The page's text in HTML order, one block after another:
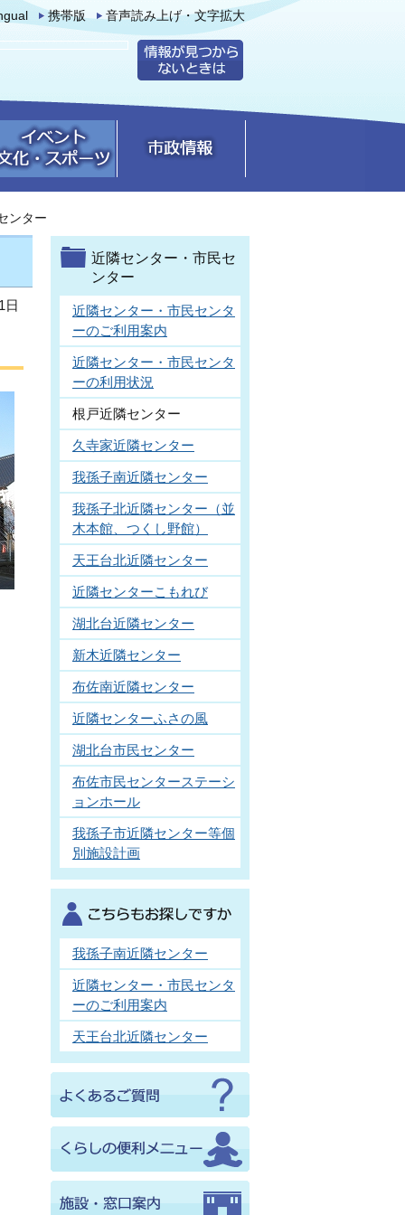
携帯版 音声読み上げ・文字拡大
ンター
日
近隣センター・市民セ
ンター
近隣センター・市民センタ
ーのご利用案内
近隣センター・市民センタ
ーの利用状況
根戸近隣センター
久寺家近隣センター
我孫子南近隣センター
我孫子北近隣センター（並
木本館、つくし野館）
天王台北近隣センター
近隣センターこもれび
湖北台近隣センター
新木近隣センター
布佐南近隣センター
近隣センターふさの風
湖北台市民センター
布佐市民センターステーシ
ョンホール
我孫子市近隣センター等個
別施設計画
我孫子南近隣センター
近隣センター・市民センタ
ーのご利用案内
天王台北近隣センター